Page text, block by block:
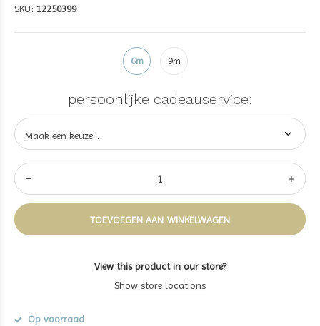
SKU: 12250399
6m 9m
persoonlijke cadeauservice:
TOEVOEGEN AAN WINKELWAGEN
View this product in our store?
Show store locations
Op voorraad